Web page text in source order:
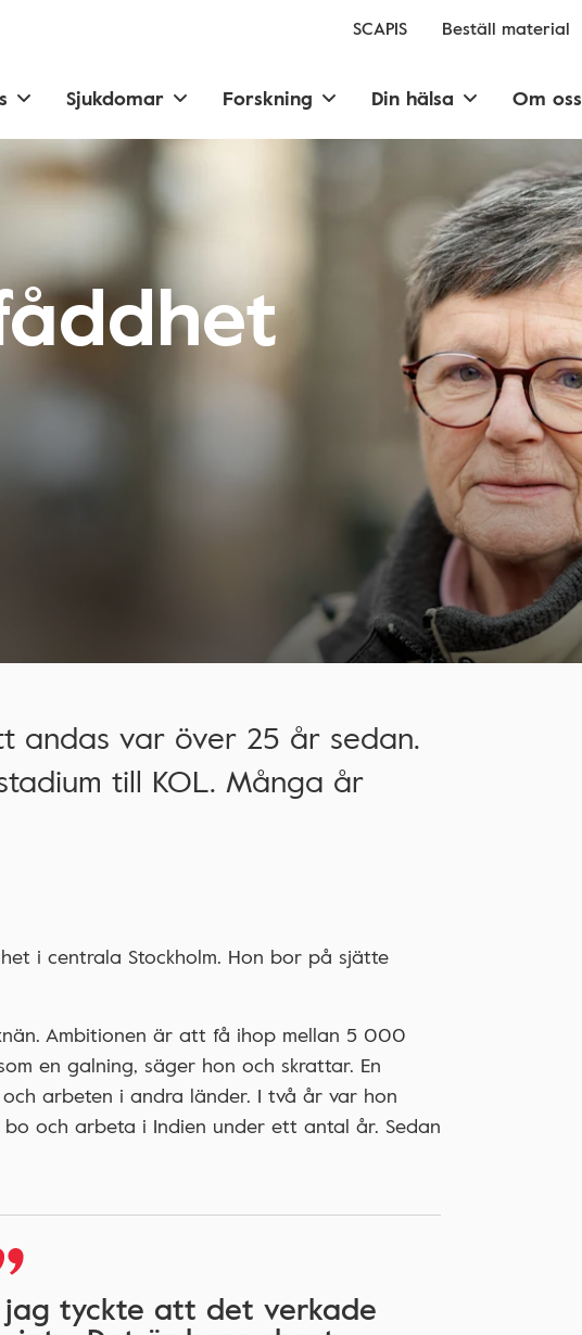
SCAPIS Beställ material
Sjukdomar Forskning Din hälsa Om oss
andas var över 25 år sedan.
till KOL. Många år
i centrala Stockholm. Hon bor på sjätte
Ambitionen är att få ihop mellan 5 000
en galning, säger hon och skrattar. En
arbeten i andra länder. I två år var hon
och arbeta i Indien under ett antal år. Sedan
tyckte att det verkade